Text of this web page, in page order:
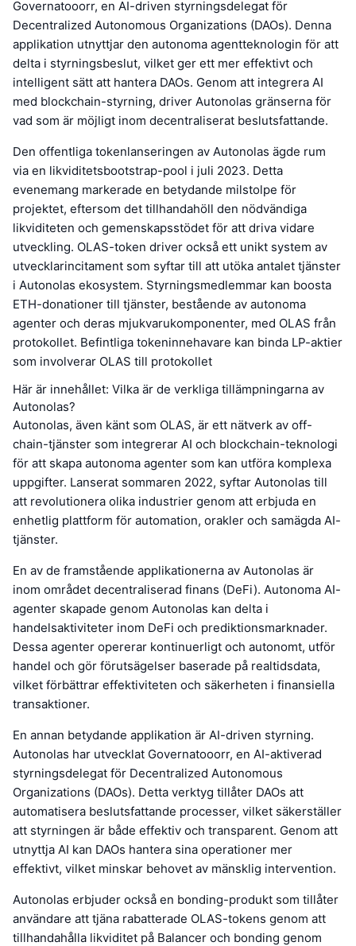
Governatooorr, en AI-driven styrningsdelegat för
Decentralized Autonomous Organizations (DAOs). Denna
applikation utnyttjar den autonoma agentteknologin för att
delta i styrningsbeslut, vilket ger ett mer effektivt och
intelligent sätt att hantera DAOs. Genom att integrera AI
med blockchain-styrning, driver Autonolas gränserna för
vad som är möjligt inom decentraliserat beslutsfattande.
Den offentliga tokenlanseringen av Autonolas ägde rum
via en likviditetsbootstrap-pool i juli 2023. Detta
evenemang markerade en betydande milstolpe för
projektet, eftersom det tillhandahöll den nödvändiga
likviditeten och gemenskapsstödet för att driva vidare
utveckling. OLAS-token driver också ett unikt system av
utvecklarincitament som syftar till att utöka antalet tjänster
i Autonolas ekosystem. Styrningsmedlemmar kan boosta
ETH-donationer till tjänster, bestående av autonoma
agenter och deras mjukvarukomponenter, med OLAS från
protokollet. Befintliga tokeninnehavare kan binda LP-aktier
som involverar OLAS till protokollet
Här är innehållet: Vilka är de verkliga tillämpningarna av
Autonolas?
Autonolas, även känt som OLAS, är ett nätverk av off-
chain-tjänster som integrerar AI och blockchain-teknologi
för att skapa autonoma agenter som kan utföra komplexa
uppgifter. Lanserat sommaren 2022, syftar Autonolas till
att revolutionera olika industrier genom att erbjuda en
enhetlig plattform för automation, orakler och samägda AI-
tjänster.
En av de framstående applikationerna av Autonolas är
inom området decentraliserad finans (DeFi). Autonoma AI-
agenter skapade genom Autonolas kan delta i
handelsaktiviteter inom DeFi och prediktionsmarknader.
Dessa agenter opererar kontinuerligt och autonomt, utför
handel och gör förutsägelser baserade på realtidsdata,
vilket förbättrar effektiviteten och säkerheten i finansiella
transaktioner.
En annan betydande applikation är AI-driven styrning.
Autonolas har utvecklat Governatooorr, en AI-aktiverad
styrningsdelegat för Decentralized Autonomous
Organizations (DAOs). Detta verktyg tillåter DAOs att
automatisera beslutsfattande processer, vilket säkerställer
att styrningen är både effektiv och transparent. Genom att
utnyttja AI kan DAOs hantera sina operationer mer
effektivt, vilket minskar behovet av mänsklig intervention.
Autonolas erbjuder också en bonding-produkt som tillåter
användare att tjäna rabatterade OLAS-tokens genom att
tillhandahålla likviditet på Balancer och bonding genom